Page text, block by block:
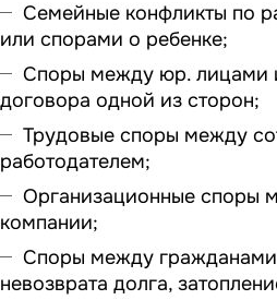
Семейные конфликты по
или спорами о ребенке;
Споры между юр. лицами
договора одной из сторон;
Трудовые споры между
работодателем;
Организационные споры
компании;
Споры между
невозврата долга,